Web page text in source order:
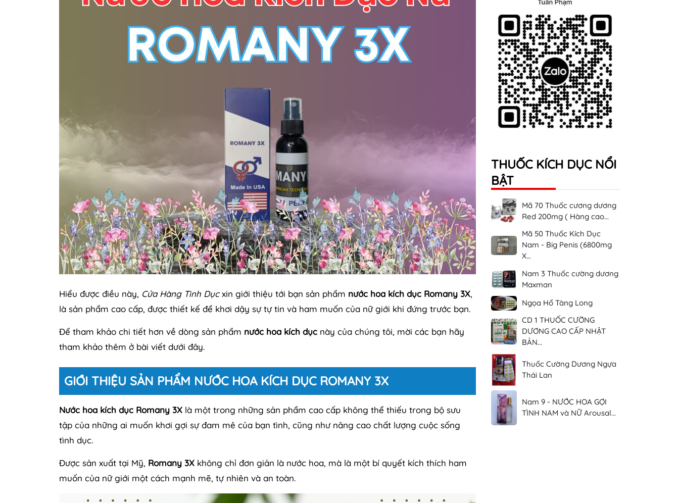
Hiểu được điều này, Cửa Hàng Tình Dụcxin giới thiệu tới bạn sản phẩm nước hoa kích dục Romany 3X,
là sản phẩm cao cấp, được thiết kế để khơi dậy sự tự tin và ham muốn của nữ giới khi đứng trước bạn.
Để tham khảo chi tiết hơn về dòng sản phẩm nước hoa kích dục này của chúng tôi, mời các bạn hãy
tham khảo thêm ở bài viết dưới đây.
GIỚI THIỆU SẢN PHẨM NƯỚC HOA KÍCH DỤC ROMANY 3X
Nước hoa kích dục Romany 3X là một trong những sản phẩm cao cấp không thể thiếu trong bộ sưu
tập của những ai muốn khơi gợi sự đam mê của bạn tình, cũng như nâng cao chất lượng cuộc sống
tình dục.
Được sản xuất tại Mỹ, Romany 3X không chỉ đơn giản là nước hoa, mà là một bí quyết kích thích ham
muốn của nữ giới một cách mạnh mẽ, tự nhiên và an toàn.
THUỐC KÍCH DỤC NỔI
BẬT
Mã 70 Thuốc cương dương
Red 200mg ( Hàng cao...
Mã 50 Thuốc Kích Dục
Nam - Big Penis (6800mg
X...
Nam 3 Thuốc cường dương
Maxman
Ngọa Hổ Tàng Long
CD 1 THUỐC CƯỜNG
DƯƠNG CAO CẤP NHẬT
BẢN...
Thuốc Cường Dương Ngựa
Thái Lan
Nam 9 - NƯỚC HOA GỢI
TÌNH NAM và NỮ Arousal...